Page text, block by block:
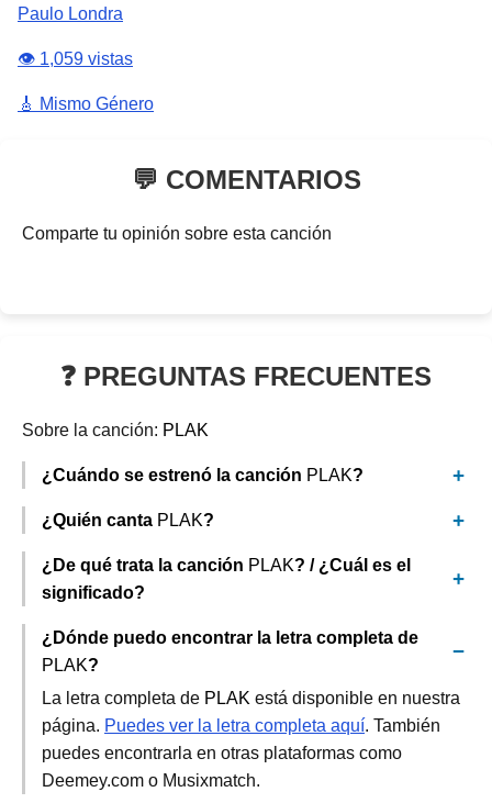
Paulo Londra
👁️ 1,059 vistas
🎸 Mismo Género
💬 COMENTARIOS
Comparte tu opinión sobre esta canción
❓ PREGUNTAS FRECUENTES
Sobre la canción: PLAK
¿Cuándo se estrenó la canción PLAK?
¿Quién canta PLAK?
¿De qué trata la canción PLAK? / ¿Cuál es el
significado?
¿Dónde puedo encontrar la letra completa de
PLAK?
La letra completa de PLAK está disponible en nuestra
página. Puedes ver la letra completa aquí. También
puedes encontrarla en otras plataformas como
Deemey.com o Musixmatch.